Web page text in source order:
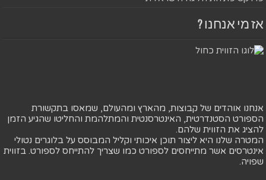
אז מי אנחנו ?
אנחנו אוהדים של קבוצות, מהארץ ומהעולם, שמאסו בתקשורת
הספורט הסטנדרטית, האינטרסנטית והמתלהמת והחליטו שהגיע הזמן
להציג את הזווית שלהם.
המטרה שלנו היא ליצור תוכן איכותי וקליל המבוסס על בלוגרים נטולי
אינטרסים אשר מתייחסים לספורט כמו שצריך להתייחס לספורט. בזווית
שפויה.